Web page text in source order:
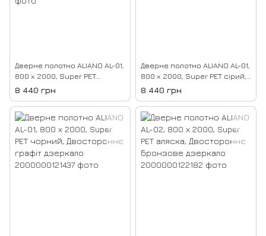
Дверне полотно ALIANO AL-01,
800 х 2000, Super PET
магнолія, Двостороннє
бронзове дзеркало
8 440 грн
Дверне полотно ALIANO AL-01,
800 х 2000, Super PET сірий,
Двостороннє графіт
дзеркало
8 440 грн